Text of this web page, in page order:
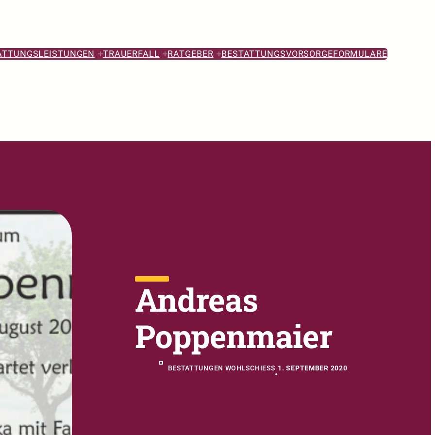
TRAUERFALL RATGEBER BESTATTUNGSVORSORGEFORMULARE
Andreas
Poppenmaier
BESTATTUNGEN WOHLSCHIESS
•
1. SEPTEMBER 2020